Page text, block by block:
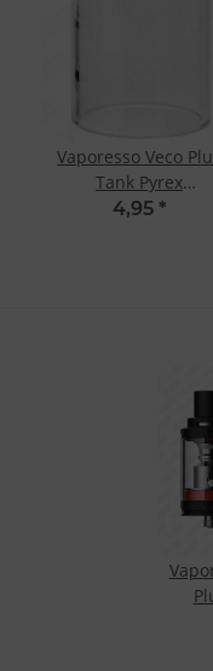
Vaporesso Veco
Tank Pyrex
Replacementglass
4,95 *